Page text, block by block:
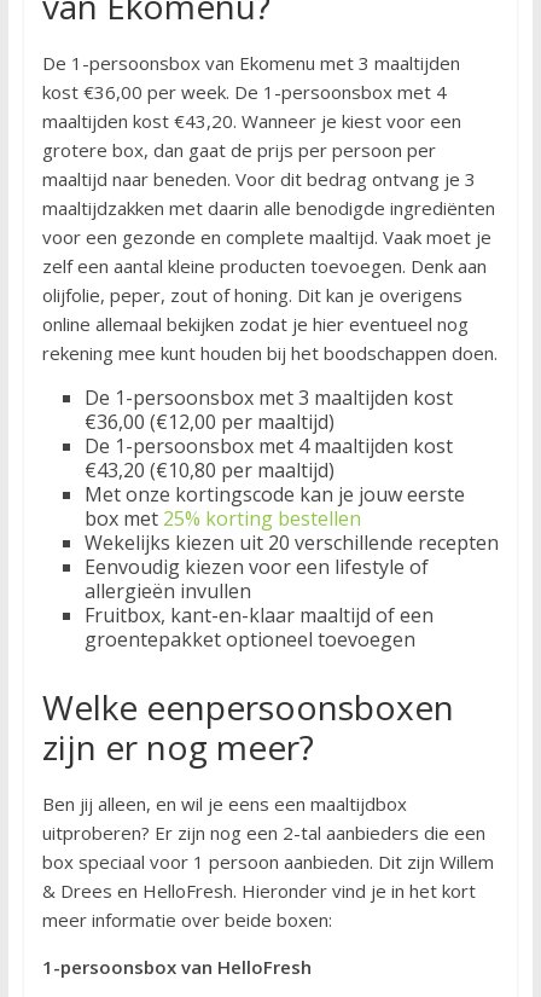
De 1-persoonsbox van Ekomenu met 3 maaltijden
kost €36,00 per week. De 1-persoonsbox met 4
maaltijden kost €43,20. Wanneer je kiest voor een
grotere box, dan gaat de prijs per persoon per
maaltijd naar beneden. Voor dit bedrag ontvang je 3
maaltijdzakken met daarin alle benodigde ingrediënten
voor een gezonde en complete maaltijd. Vaak moet je
zelf een aantal kleine producten toevoegen. Denk aan
olijfolie, peper, zout of honing. Dit kan je overigens
online allemaal bekijken zodat je hier eventueel nog
rekening mee kunt houden bij het boodschappen doen.
De 1-persoonsbox met 3 maaltijden kost
€36,00 (€12,00 per maaltijd)
De 1-persoonsbox met 4 maaltijden kost
€43,20 (€10,80 per maaltijd)
Met onze kortingscode kan je jouw eerste
box met 25% korting bestellen
Wekelijks kiezen uit 20 verschillende recepten
Eenvoudig kiezen voor een lifestyle of
allergieën invullen
Fruitbox, kant-en-klaar maaltijd of een
groentepakket optioneel toevoegen
Welke eenpersoonsboxen
zijn er nog meer?
Ben jij alleen, en wil je eens een maaltijdbox
uitproberen? Er zijn nog een 2-tal aanbieders die een
box speciaal voor 1 persoon aanbieden. Dit zijn Willem
& Drees en HelloFresh. Hieronder vind je in het kort
meer informatie over beide boxen:
1-persoonsbox van HelloFresh